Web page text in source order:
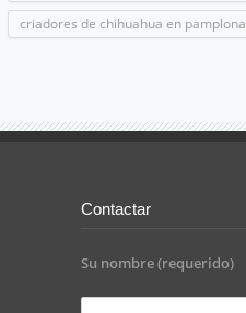
criadores de chihuahua en pamplona
Contactar
Su nombre (requerido)